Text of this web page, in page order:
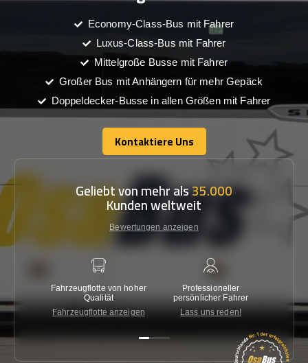
Economy-Class-Bus mit Fahrer
Luxus-Class-Bus mit Fahrer
Mittelgroße Busse mit Fahrer
Großer Bus mit Anhängern für mehr Gepäck
Doppeldecker-Busse in allen Größen mit Fahrer
Kontaktiere Uns
Kontaktiere Uns
Geliebt von mehr als35.000
Kunden weltweit
Bewertungen anzeigen
Fahrzeugflotte von hoher
Qualität
Fahrzeugflotte anzeigen
Professioneller
persönlicher Fahrer
Lass uns reden!